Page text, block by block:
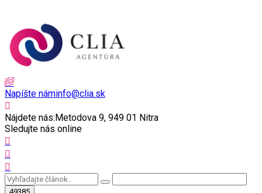
Napíšte náminfo@clia.sk
Nájdete nás:Metodova 9, 949 01 Nitra
Sledujte nás online